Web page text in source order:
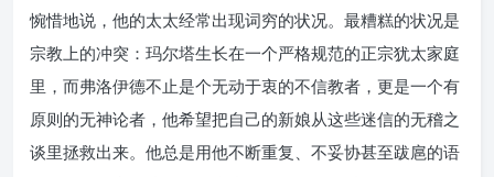
惋惜地说，他的太太经常出现词穷的状况。最糟糕的状况是
宗教上的冲突：玛尔塔生长在一个严格规范的正宗犹太家庭
里，而弗洛伊德不止是个无动于衷的不信教者，更是一个有
原则的无神论者，他希望把自己的新娘从这些迷信的无稽之
谈里拯救出来。他总是用他不断重复、不妥协甚至跋扈的语